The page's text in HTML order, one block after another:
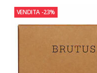
VENDITA -23%